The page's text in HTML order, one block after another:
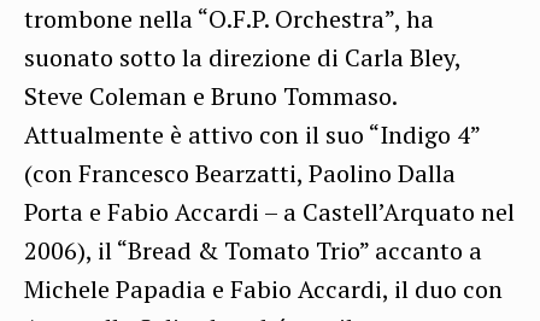
trombone nella “O.F.P. Orchestra”, ha
suonato sotto la direzione di Carla Bley,
Steve Coleman e Bruno Tommaso.
Attualmente è attivo con il suo “Indigo 4”
(con Francesco Bearzatti, Paolino Dalla
Porta e Fabio Accardi – a Castell’Arquato nel
2006), il “Bread & Tomato Trio” accanto a
Michele Papadia e Fabio Accardi, il duo con